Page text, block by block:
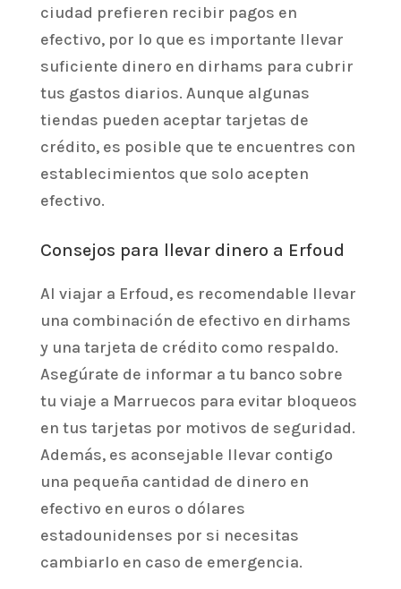
ciudad prefieren recibir pagos en
efectivo, por lo que es importante llevar
suficiente dinero en dirhams para cubrir
tus gastos diarios. Aunque algunas
tiendas pueden aceptar tarjetas de
crédito, es posible que te encuentres con
establecimientos que solo acepten
efectivo.
Consejos para llevar dinero a Erfoud
Al viajar a Erfoud, es recomendable llevar
una combinación de efectivo en dirhams
y una tarjeta de crédito como respaldo.
Asegúrate de informar a tu banco sobre
tu viaje a Marruecos para evitar bloqueos
en tus tarjetas por motivos de seguridad.
Además, es aconsejable llevar contigo
una pequeña cantidad de dinero en
efectivo en euros o dólares
estadounidenses por si necesitas
cambiarlo en caso de emergencia.